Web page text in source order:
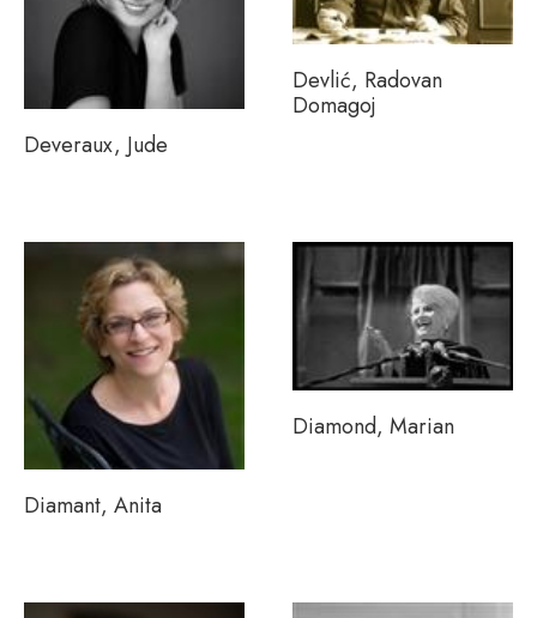
Deveraux, Jude
Devlić, Radovan
Domagoj
Diamant, Anita
Diamond, Marian